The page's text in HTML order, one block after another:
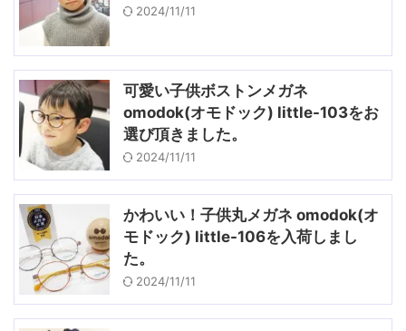
2024/11/11
可愛い子供ボストンメガネ
omodok(オモドック) little-103をお
選び頂きました。
2024/11/11
かわいい！子供丸メガネ omodok(オ
モドック) little-106を入荷しまし
た。
2024/11/11